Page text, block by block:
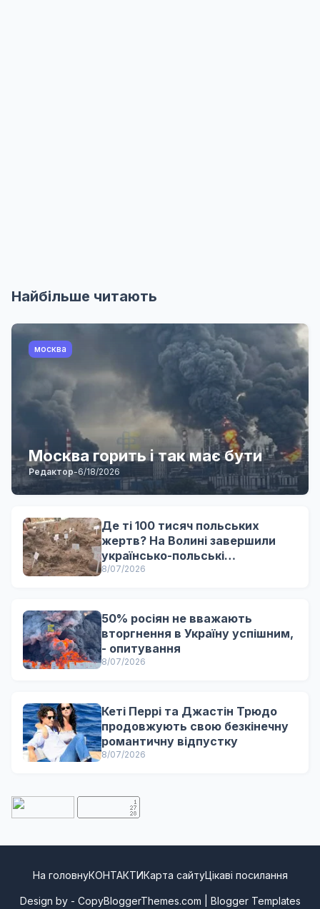
Найбільше читають
москва
Москва горить і так має бути
Редактор-6/18/2026
Де ті 100 тисяч польських
жертв? На Волині завершили
українсько-польські
ексгумаційні роботи
8/07/2026
50% росіян не вважають
вторгнення в Україну успішним,
- опитування
8/07/2026
Кеті Перрі та Джастін Трюдо
продовжують свою безкінечну
романтичну відпустку
8/07/2026
Design by - CopyBloggerThemes.com Blogger Templates
На головнуКОНТАКТИКарта сайтуЦікаві посилання